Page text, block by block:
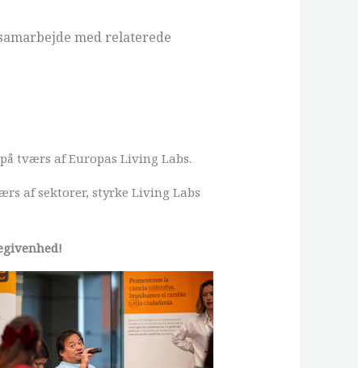
med relaterede
tværs af Europas Living Labs.
af sektorer, styrke Living Labs